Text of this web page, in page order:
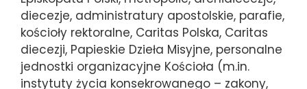
diecezje, administratury apostolskie, parafie,
kościoły rektoralne, Caritas Polska, Caritas
diecezji, Papieskie Dzieła Misyjne, personalne
jednostki organizacyjne Kościoła (m.in.
instytuty życia konsekrowanego – zakony,